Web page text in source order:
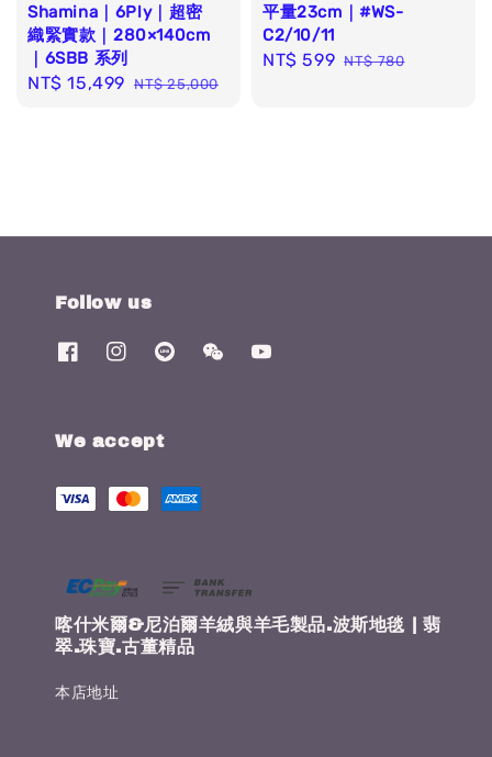
Shamina｜6Ply｜超密
織緊實款｜280×140cm
｜6SBB 系列
Sale
NT$ 15,499 Regular
NT$ 25,000
平量23cm｜#WS-
C2/10/11
Sale
NT$ 599 Regular
NT$ 780
Follow us
We accept
喀什米爾&尼泊爾羊絨與羊毛製品.波斯地毯 | 翡
翠.珠寶.古董精品
本店地址